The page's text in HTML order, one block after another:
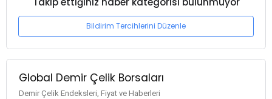
Bildirim Tercihlerini Düzenle
Global Demir Çelik Borsaları
Demir Çelik Endeksleri, Fiyat ve Haberleri